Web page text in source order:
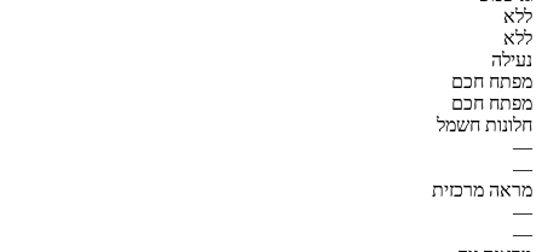
ללא
ללא
נעילה
מפתח חכם
מפתח חכם
חלונות חשמל
—
—
מראה מרכזית
—
—